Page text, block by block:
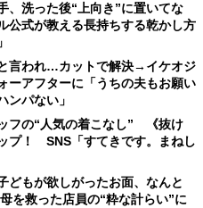
、洗った後“上向き”に置いてな
式が教える長持ちする乾かし方
言われ…カットで解決→イケオジ
アフターに「うちの夫もお願い
ンパない」
フの“人気の着こなし” 《抜け
プ！ SNS「すてきです。まねし
どもが欲しがったお面、なんと
を救った店員の“粋な計らい”に